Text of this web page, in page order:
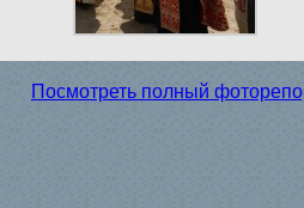
Посмотреть полный